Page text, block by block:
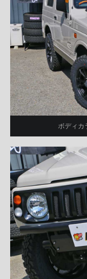
ボディカ